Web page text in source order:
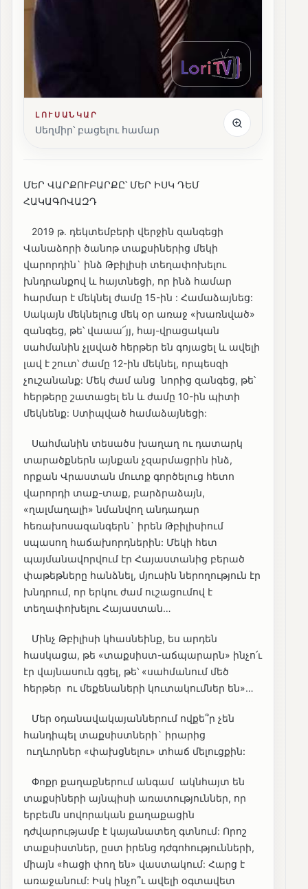
ԼՈՒՍԱՆԿԱՐ
Սեղմիր՝ բացելու համար
ՄԵՐ ՎԱՐՔՈՒԲԱՐՔԸ՝ ՄԵՐ ԻՍԿ ԴԵՄ
ՀԱԿԱԳՈՎԱԶԴ
2019 թ. դեկտեմբերի վերջին զանգեցի
Վանաձորի ծանոթ տաքսիներից մեկի
վարորդին` ինձ Թբիլիսի տեղափոխելու
խնդրանքով և հայտնեցի, որ ինձ համար
հարմար է մեկնել ժամը 15-ին : Համաձայնեց:
Սակայն մեկնելուց մեկ օր առաջ «խառնված»
զանգեց, թե՝ վաաա՜յյ, հայ-վրացական
սահմանին չլսված հերթեր են գոյացել և ավելի
լավ է շուտ՝ ժամը 12-ին մեկնել, որպեսզի
չուշանանք: Մեկ ժամ անց նորից զանգեց, թե՝
հերթերը շատացել են և ժամը 10-ին պիտի
մեկնենք: Ստիպված համաձայնեցի:
Սահմանին տեսածս խաղաղ ու դատարկ
տարածքներն այնքան չզարմացրին ինձ,
որքան Վրաստան մուտք գործելուց հետո
վարորդի տաք-տաք, բարձրաձայն,
«ղալմաղալի» նմանվող անդադար
հեռախոսազանգերն` իրեն Թբիլիսիում
սպասող հաճախորդներին: Մեկի հետ
պայմանավորվում էր Հայաստանից բերած
փաթեթները հանձնել, մյուսին ներողություն էր
խնդրում, որ երկու ժամ ուշացումով է
տեղափոխելու Հայաստան…
Մինչ Թբիլիսի կհասնեինք, ես արդեն
հասկացա, թե «տաքսիստ-աճպարարն» ինչո՛ւ
էր վայնասուն գցել, թե՝ «սահմանում մեծ
հերթեր ու մեքենաների կուտակումներ են»…
Մեր օդանավակայաններում ովքե՞ր չեն
հանդիպել տաքսիստների` իրարից
ուղևորներ «փախցնելու» տհաճ մելուցքին:
Փոքր քաղաքներում անգամ ակնհայտ են
տաքսիների այնպիսի առատություններ, որ
երբեմն սովորական քաղաքացին
դժվարությամբ է կայանատեղ գտնում: Որոշ
տաքսիստներ, ըստ իրենց դժգոհությունների,
միայն «հացի փող են» վաստակում: Հարց է
առաջանում: Իսկ ինչո՞ւ ավելի օգտավետ